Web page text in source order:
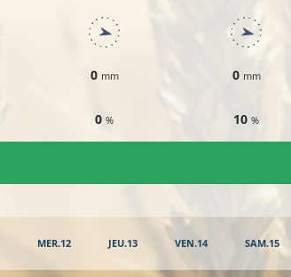
0 mm
0%
0 mm
10%
MER.12 JEU.13 VEN.14 SAM.15